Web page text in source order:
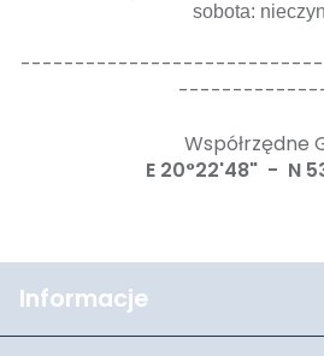
sobota:
Współrzędne
E 20°22'48" - N
Informacje